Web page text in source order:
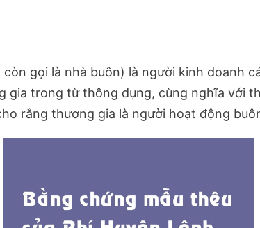
gọi là nhà buôn) là người kinh doanh
gia trong từ thông dụng, cùng nghĩa với
rằng thương gia là người hoạt động